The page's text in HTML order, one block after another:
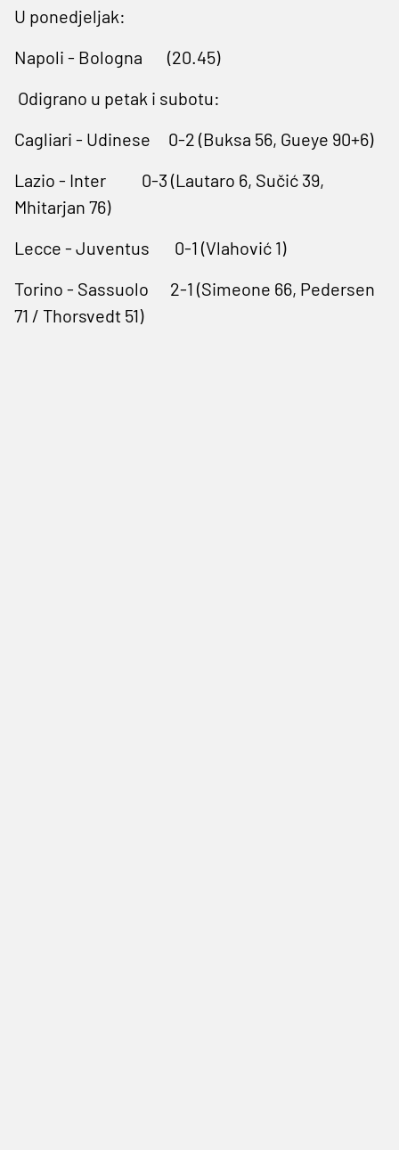
U ponedjeljak:
Napoli - Bologna (20.45)
Odigrano u petak i subotu:
Cagliari - Udinese 0-2 (Buksa 56, Gueye 90+6)
Lazio - Inter 0-3 (Lautaro 6, Sučić 39,
Mhitarjan 76)
Lecce - Juventus 0-1 (Vlahović 1)
Torino - Sassuolo 2-1 (Simeone 66, Pedersen
71 / Thorsvedt 51)